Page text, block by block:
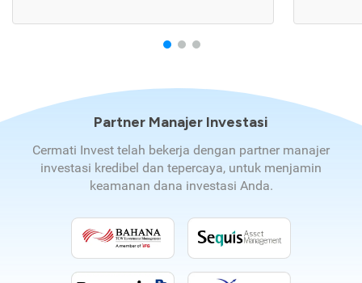
Partner Manajer Investasi
Cermati Invest telah bekerja dengan partner manajer
investasi kredibel dan tepercaya, untuk menjamin
keamanan dana investasi Anda.